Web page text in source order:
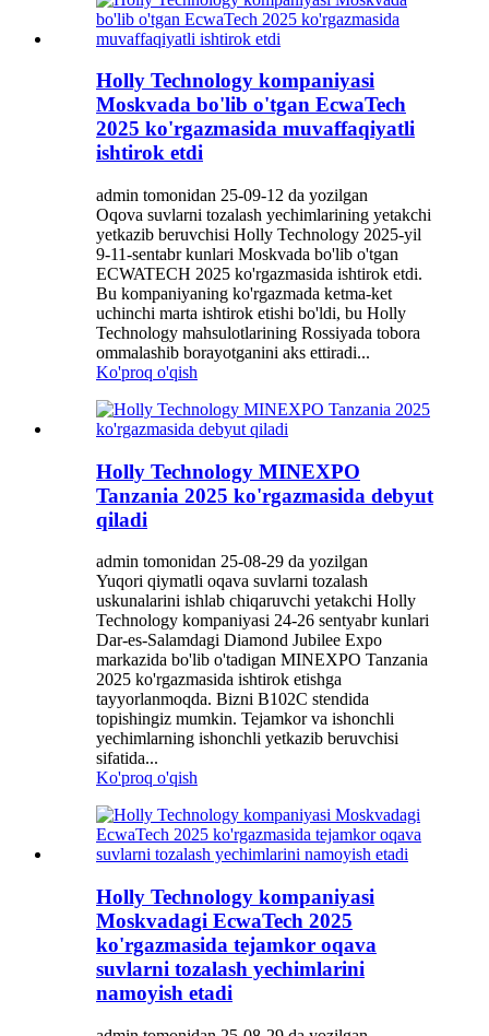
Holly Technology kompaniyasi
Moskvada bo'lib o'tgan EcwaTech
2025 ko'rgazmasida muvaffaqiyatli
ishtirok etdi
admin tomonidan 25-09-12 da yozilgan
Oqova suvlarni tozalash yechimlarining yetakchi
yetkazib beruvchisi Holly Technology 2025-yil
9-11-sentabr kunlari Moskvada bo'lib o'tgan
ECWATECH 2025 ko'rgazmasida ishtirok etdi.
Bu kompaniyaning ko'rgazmada ketma-ket
uchinchi marta ishtirok etishi bo'ldi, bu Holly
Technology mahsulotlarining Rossiyada tobora
ommalashib borayotganini aks ettiradi...
Ko'proq o'qish
Holly Technology MINEXPO
Tanzania 2025 ko'rgazmasida debyut
qiladi
admin tomonidan 25-08-29 da yozilgan
Yuqori qiymatli oqava suvlarni tozalash
uskunalarini ishlab chiqaruvchi yetakchi Holly
Technology kompaniyasi 24-26 sentyabr kunlari
Dar-es-Salamdagi Diamond Jubilee Expo
markazida bo'lib o'tadigan MINEXPO Tanzania
2025 ko'rgazmasida ishtirok etishga
tayyorlanmoqda. Bizni B102C stendida
topishingiz mumkin. Tejamkor va ishonchli
yechimlarning ishonchli yetkazib beruvchisi
sifatida...
Ko'proq o'qish
Holly Technology kompaniyasi
Moskvadagi EcwaTech 2025
ko'rgazmasida tejamkor oqava
suvlarni tozalash yechimlarini
namoyish etadi